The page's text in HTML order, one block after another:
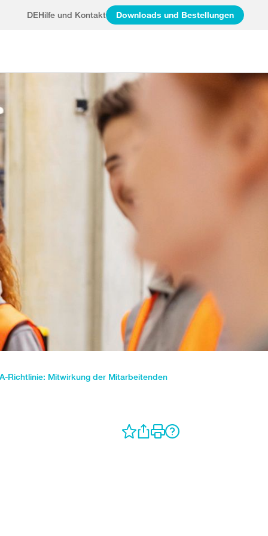
DEHilfe und Kontakt Downloads und Bestellungen
Richtlinie: Mitwirkung der Mitarbeitenden